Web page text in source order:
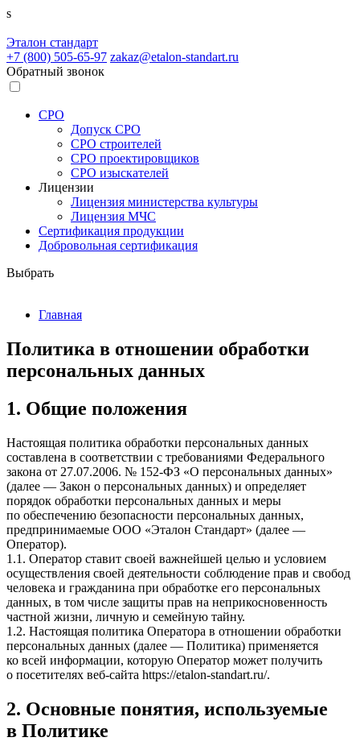
s
Эталон стандарт
+7 (800) 505-65-97 zakaz@etalon-standart.ru
Обратный звонок
СРО
Допуск СРО
СРО строителей
СРО проектировщиков
СРО изыскателей
Лицензии
Лицензия министерства культуры
Лицензия МЧС
Сертификация продукции
Добровольная сертификация
Выбрать
Главная
Политика в отношении обработки
персональных данных
1. Общие положения
Настоящая политика обработки персональных данных
составлена в соответствии с требованиями Федерального
закона от 27.07.2006. № 152-ФЗ «О персональных данных»
(далее — Закон о персональных данных) и определяет
порядок обработки персональных данных и меры
по обеспечению безопасности персональных данных,
предпринимаемые ООО «Эталон Стандарт» (далее —
Оператор).
1.1. Оператор ставит своей важнейшей целью и условием
осуществления своей деятельности соблюдение прав и свобод
человека и гражданина при обработке его персональных
данных, в том числе защиты прав на неприкосновенность
частной жизни, личную и семейную тайну.
1.2. Настоящая политика Оператора в отношении обработки
персональных данных (далее — Политика) применяется
ко всей информации, которую Оператор может получить
о посетителях веб-сайта https://etalon-standart.ru/.
2. Основные понятия, используемые
в Политике